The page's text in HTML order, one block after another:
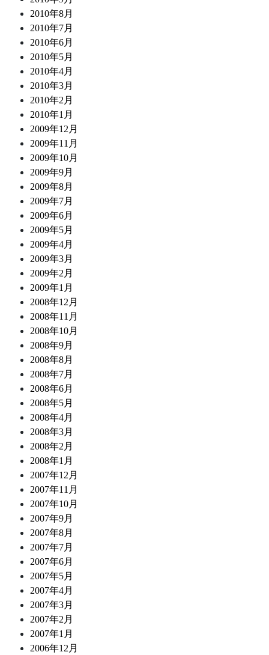
2010年8月
2010年7月
2010年6月
2010年5月
2010年4月
2010年3月
2010年2月
2010年1月
2009年12月
2009年11月
2009年10月
2009年9月
2009年8月
2009年7月
2009年6月
2009年5月
2009年4月
2009年3月
2009年2月
2009年1月
2008年12月
2008年11月
2008年10月
2008年9月
2008年8月
2008年7月
2008年6月
2008年5月
2008年4月
2008年3月
2008年2月
2008年1月
2007年12月
2007年11月
2007年10月
2007年9月
2007年8月
2007年7月
2007年6月
2007年5月
2007年4月
2007年3月
2007年2月
2007年1月
2006年12月